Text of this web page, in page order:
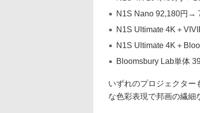
N1S Nano 92,180円→
N1S Ultimate 4K＋
N1S Ultimate 4K＋
Bloomsbury Lab単体
いずれのプロジェクター
な色彩表現で邦画の繊細